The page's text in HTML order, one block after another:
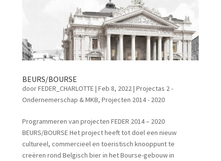
BEURS/BOURSE
doorFEDER_CHARLOTTE| Feb 8, 2022| Projectas 2 -
Ondernemerschap & MKB, Projecten 2014 - 2020
Programmeren van projecten FEDER 2014 – 2020
BEURS/BOURSE Het project heeft tot doel een nieuw
cultureel, commercieel en toeristisch knooppunt te
creëren rond Belgisch bier in het Bourse-gebouw in